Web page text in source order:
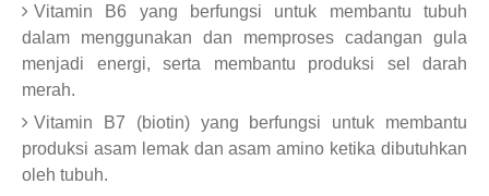
Vitamin B6 yang berfungsi untuk membantu tubuh
dalam menggunakan dan memproses cadangan gula
menjadi energi, serta membantu produksi sel darah
merah.
Vitamin B7 (biotin) yang berfungsi untuk membantu
produksi asam lemak dan asam amino ketika dibutuhkan
oleh tubuh.